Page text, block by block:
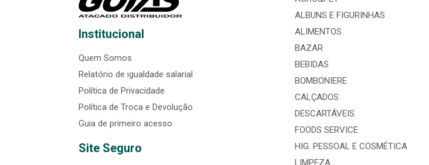
Institucional
Quem Somos
Relatório de igualdade salarial
Política de Privacidade
Política de Troca e Devolução
Guia de primeiro acesso
Site Seguro
ALBUNS E FIGURINHAS
ALIMENTOS
BAZAR
BEBIDAS
BOMBONIERE
CALÇADOS
DESCARTÁVEIS
FOODS SERVICE
HIG. PESSOAL E COSMÉTICA
LIMPEZA